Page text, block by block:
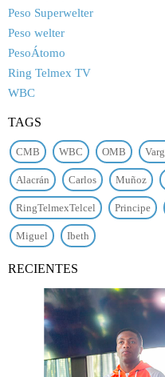
Peso Superwelter
Peso welter
PesoÁtomo
Ring Telmex TV
WBC
TAGS
CMB WBC OMB
Alacrán Carlos Muñoz
RingTelmexTelcel Principe
Miguel Ibeth
RECIENTES